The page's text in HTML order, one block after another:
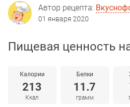
Автор рецепта:
01 января 2020
Пищевая ценность
Калории
213
Ккал
Белки
11.7
грамм